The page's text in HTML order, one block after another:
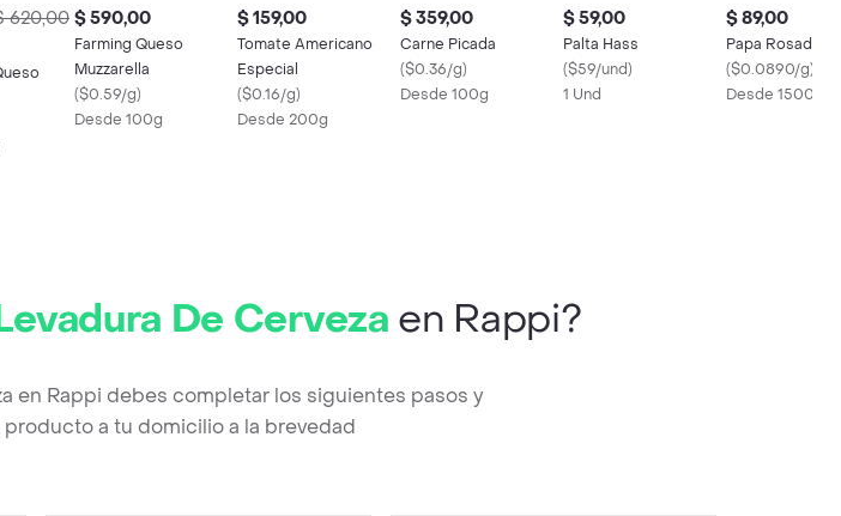
620,00 $ 590,00
Farming Queso
Muzzarella
($0.59/g)
Desde 100g
$ 159,00
Tomate Americano
Especial
($0.16/g)
Desde 200g
$ 359,00
Carne Picada
($0.36/g)
Desde 100g
$ 59,00
Palta Hass
($59/und)
1 Und
$ 89,00
Papa Rosada
($0.0890/g)
Desde 1500g
De Cerveza en Rappi?
en Rappi debes completar los siguientes pasos y
a tu domicilio a la brevedad